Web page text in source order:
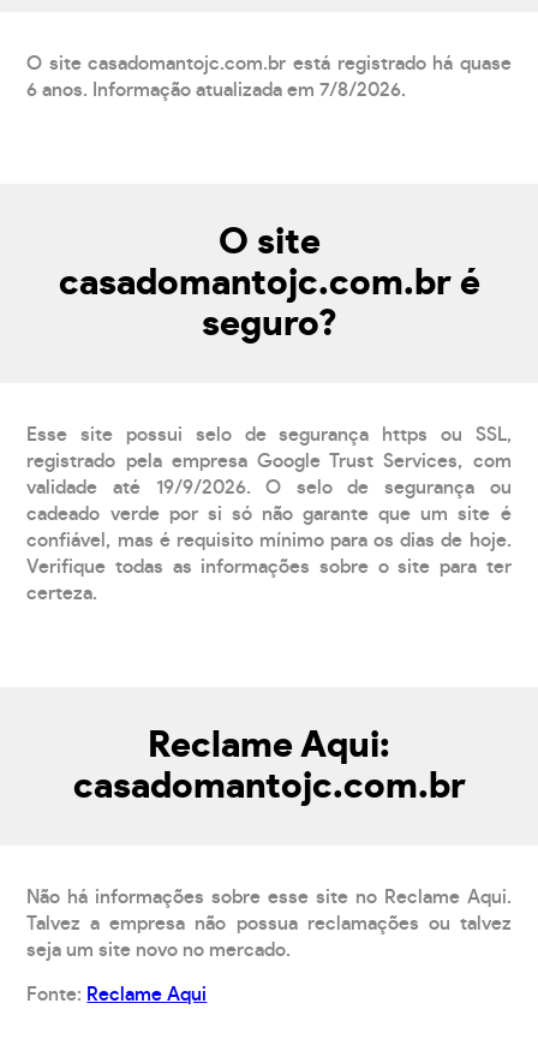
O site casadomantojc.com.br está registrado há quase
6 anos. Informação atualizada em 7/8/2026.
O site
casadomantojc.com.br é
seguro?
Esse site possui selo de segurança https ou SSL,
registrado pela empresa Google Trust Services, com
validade até 19/9/2026. O selo de segurança ou
cadeado verde por si só não garante que um site é
confiável, mas é requisito mínimo para os dias de hoje.
Verifique todas as informações sobre o site para ter
certeza.
Reclame Aqui:
casadomantojc.com.br
Não há informações sobre esse site no Reclame Aqui.
Talvez a empresa não possua reclamações ou talvez
seja um site novo no mercado.
Fonte: Reclame Aqui